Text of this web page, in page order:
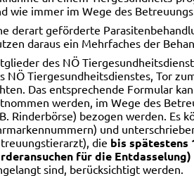
wie immer im Wege des
derart geförderte
daraus ein Mehrfaches der
des NÖ
NÖ Tiergesundheitsdienstes, Tor
Das entsprechende Formular
werden, im Wege des
Rinderbörse) bezogen werden. Es
und
die bis spätestens
für die
sind, berücksichtigt werden.